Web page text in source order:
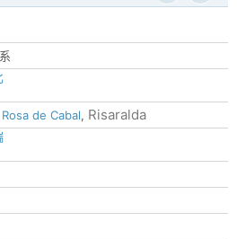
de Cabal, Risaralda